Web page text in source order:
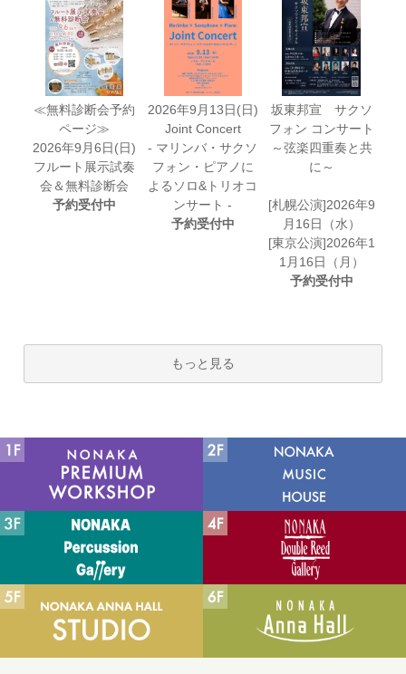
≪無料診断会予約
ページ≫
2026年9月6日(日)
フルート展示試奏
会＆無料診断会
予約受付中
2026年9月13日(日)
Joint Concert
- マリンバ・サクソ
フォン・ピアノに
よるソロ&トリオコ
ンサート -
予約受付中
坂東邦宣 サクソ
フォン コンサート
～弦楽四重奏と共
に～
[札幌公演]2026年9
月16日（水）
[東京公演]2026年1
1月16日（月）
予約受付中
もっと見る